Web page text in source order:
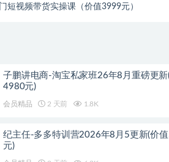
短视频带货实操课（价值3999元）
子鹏讲电商-淘宝私家班26年8月重磅更新
4980元)
会员精品 2 天前 1.8K
纪主任-多多特训营2026年8月5更新(价
元)